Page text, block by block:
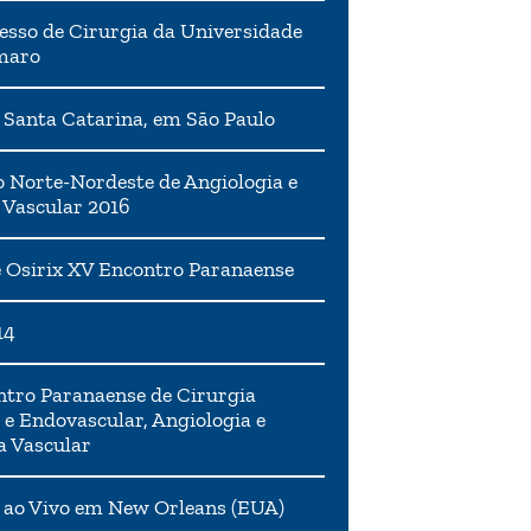
de Cirurgia da Universidade
Catarina, em São Paulo
Norte-Nordeste de Angiologia e
2016
Osirix XV Encontro Paranaense
Paranaense de Cirurgia
Endovascular, Angiologia e
Vascular
Vivo em New Orleans (EUA)